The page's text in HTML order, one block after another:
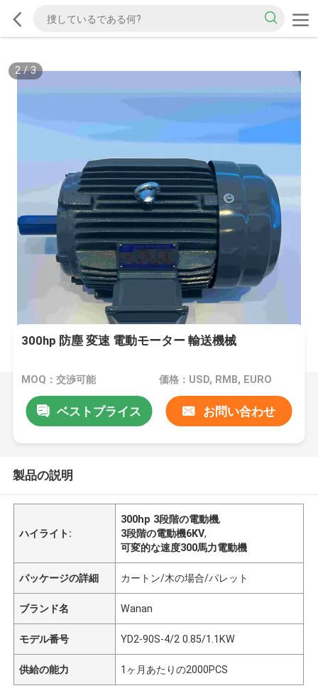
2/3
300hp 防塵 変速 電動モーター 輸送機械
MOQ：交渉可能 価格：USD, RMB, EURO
ベストプライス お問い合わせ
製品の説明
ハイライト:
300hp 3段階の電動機,
3段階の電動機6KV,
可変的な速度300馬力電動機
パッケージの詳細 カートン/木の場合/パレット
ブランド名 Wanan
モデル番号 YD2-90S-4/2 0.85/1.1KW
供給の能力 1ヶ月あたりの2000PCS